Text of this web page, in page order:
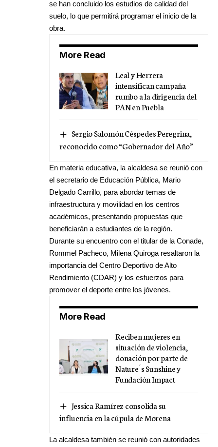
se han concluido los estudios de calidad del
suelo, lo que permitirá programar el inicio de la
obra.
More Read
Leal y Herrera
intensifican campaña
rumbo a la dirigencia del
PAN en Puebla
Sergio Salomón Céspedes Peregrina,
reconocido como “Gobernador del Año”
En materia educativa, la alcaldesa se reunió con
el secretario de Educación Pública, Mario
Delgado Carrillo, para abordar temas de
infraestructura y movilidad en los centros
académicos, presentando propuestas que
beneficiarán a estudiantes de la región.
Durante su encuentro con el titular de la Conade,
Rommel Pacheco, Milena Quiroga resaltaron la
importancia del Centro Deportivo de Alto
Rendimiento (CDAR) y los esfuerzos para
promover el deporte entre los jóvenes.
More Read
Reciben mujeres en
situación de violencia,
donación por parte de
Nature´s Sunshine y
Fundación Impact
Jessica Ramírez consolida su
influencia en la cúpula de Morena
La alcaldesa también se reunió con autoridades